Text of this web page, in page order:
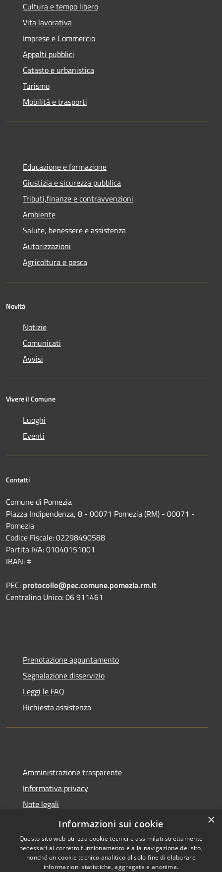
Cultura e tempo libero
Vita lavorativa
Imprese e Commercio
Appalti pubblici
Catasto e urbanistica
Turismo
Mobilità e trasporti
Educazione e formazione
Giustizia e sicurezza pubblica
Tributi,finanze e contravvenzioni
Ambiente
Salute, benessere e assistenza
Autorizzazioni
Agricoltura e pesca
Novità
Notizie
Comunicati
Avvisi
Vivere il Comune
Luoghi
Eventi
Contatti
Comune di Pomezia
Piazza Indipendenza, 8 - 00071 Pomezia (RM) - 00071 -
Pomezia
Codice Fiscale: 02298490588
Partita IVA: 01040151001
IBAN: #
PEC: protocollo@pec.comune.pomezia.rm.it
Centralino Unico: 06 911461
Prenotazione appuntamento
Segnalazione disservizio
Leggi le FAQ
Richiesta assistenza
Amministrazione trasparente
Informativa privacy
Note legali
Dichiarazione di accessibilità
Copyright © 2026 • Città di
×
Informazioni sui cookie
Questo sito web utilizza cookie tecnici e assimilati strettamente
necessari al corretto funzionamento e alla navigazione del sito,
nonché un cookie tecnico analitico al solo fine di elaborare
informazioni statistiche, aggregate e anonime.